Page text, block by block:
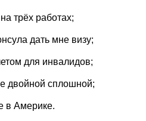
трёх работах;
дать мне визу;
для инвалидов;
двойной сплошной;
в Америке.